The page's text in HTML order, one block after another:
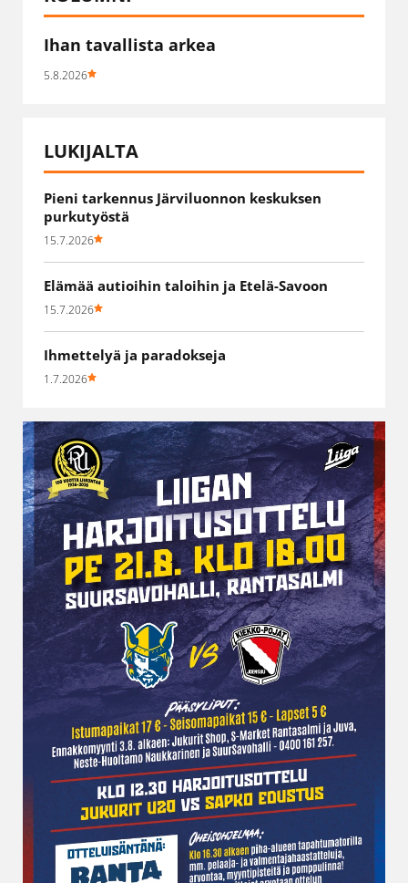
Ihan tavallista arkea
5.8.2026
LUKIJALTA
Pieni tarkennus Järviluonnon keskuksen
purkutyöstä
15.7.2026
Elämää autioihin taloihin ja Etelä-Savoon
15.7.2026
Ihmettelyä ja paradokseja
1.7.2026